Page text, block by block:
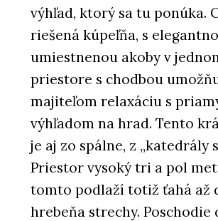
výhľad, ktorý sa tu ponúka.
riešená kúpeľňa, s
umiestnenou akoby v
priestore s chodbou
majiteľom relaxáciu s
výhľadom na hrad. Tento
je aj zo spálne, z „katedrály
Priestor vysoký tri a pol
tomto podlaží totiž ťahá až
hrebeňa strechy. Poschodie